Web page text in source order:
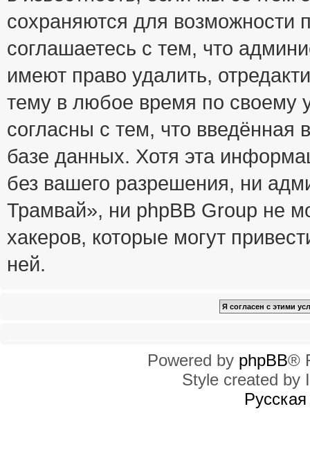
сохраняются для возможности
соглашаетесь с тем, что
имеют право удалить,
тему в любое время по своему
согласны с тем, что
базе данных. Хотя эта
без вашего разрешения, ни
Трамвай», ни phpBB Group не
хакеров, которые могут
ней.
Powered by phpBB®
Style created by